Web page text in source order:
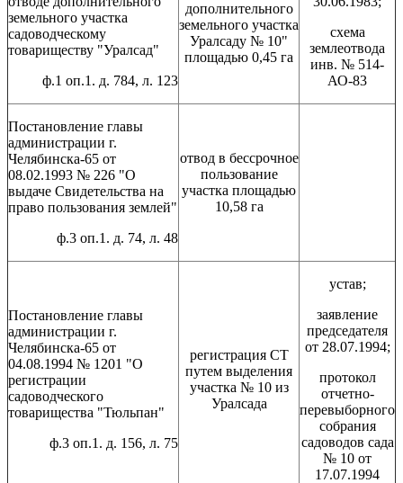
земельного участка
садоводческому
товариществу "Уралсад"
ф.1 оп.1. д. 784, л. 123
дополнительного
земельного участка
Уралсаду № 10"
площадью 0,45 га
схема
землеотвода
инв. № 514-
АО-83
Постановление главы
администрации г.
Челябинска-65 от
08.02.1993 № 226 "О
выдаче Свидетельства на
право пользования землей"
ф.3 оп.1. д. 74, л. 48
отвод в бессрочное
пользование
участка площадью
10,58 га
Постановление главы
администрации г.
Челябинска-65 от
04.08.1994 № 1201 "О
регистрации
садоводческого
товарищества "Тюльпан"
ф.3 оп.1. д. 156, л. 75
регистрация СТ
путем выделения
участка № 10 из
Уралсада
устав;
заявление
председателя
от 28.07.1994;
протокол
отчетно-
перевыборного
собрания
садоводов сада
№ 10 от
17.07.1994